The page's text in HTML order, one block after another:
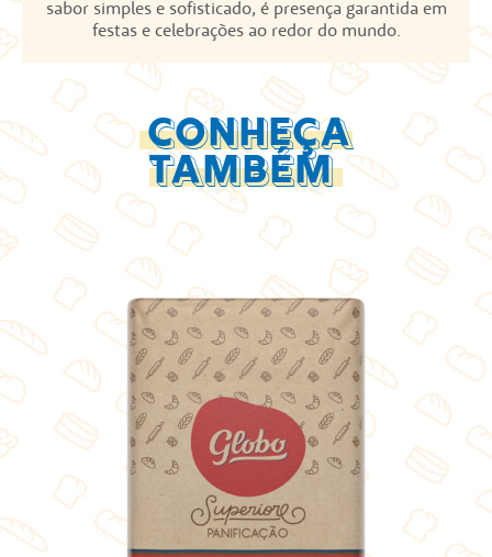
sabor simples e sofisticado, é presença garantida em
festas e celebrações ao redor do mundo.
CONHEÇA
TAMBÉM